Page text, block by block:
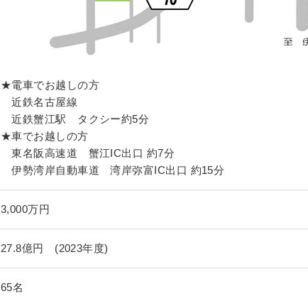
★電車でお越しの方
近鉄名古屋線
近鉄蟹江駅 タクシー約5分
★車でお越しの方
東名阪高速道 蟹江IC出口 約7分
伊勢湾岸自動車道 湾岸弥富IC出口 約15分
3,000万円
27.8億円 (2023年度)
65名